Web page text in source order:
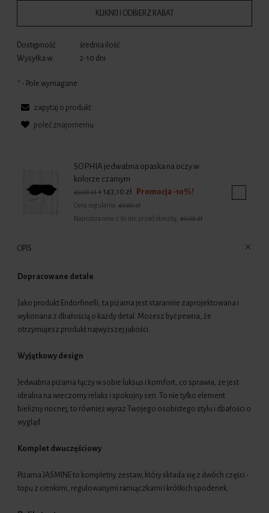
KLIKNIJ I ODBIERZ RABAT
Dostępność:
średnia ilość
Wysyłka w:
2-10 dni
* - Pole wymagane
zapytaj o produkt
poleć znajomemu
SOPHIA jedwabna opaska na oczy w
kolorze czarnym
+ 143,10 zł
Cena regularna: 49,00 zł
Najniższa cena z 30 dni przed obniżką: 49,00 zł
OPIS
Dopracowane detale
Jako produkt Endorfinelli, ta piżama jest starannie zaprojektowana i
wykonana z dbałością o każdy detal. Możesz być pewna, że
otrzymujesz produkt najwyższej jakości.
Wyjątkowy design
Jedwabna piżama łączy w sobie luksus i komfort, co sprawia, że jest
idealna na wieczorny relaks i spokojny sen. To nie tylko element
bielizny nocnej, to również wyraz Twojego osobistego stylu i dbałości o
wygląd.
Komplet dwuczęściowy
Piżama JASMINE to kompletny zestaw, który składa się z dwóch części -
topu z cienkimi, regulowanymi ramiączkami i krótkich spodenek.